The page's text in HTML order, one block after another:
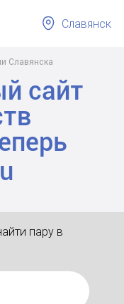
Славянска
Славянск
сайт
пару в